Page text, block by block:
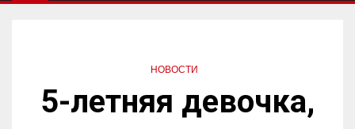
НОВОСТИ
5-летняя девочка,